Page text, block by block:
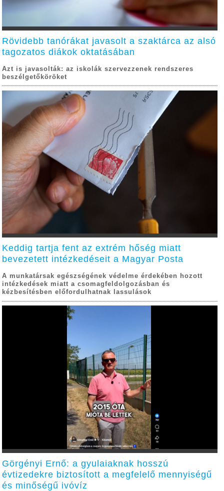
Rövidebb tanórákat javasolt a szaktárca az alsó
tagozatos diákok oktatásában
Azt is javasolták: az iskolák szervezzenek rendszeres
beszélgetőköröket
Keddig tartja fent az extrém hőség miatt
bevezetett intézkedéseit a Magyar Posta
A munkatársak egészségének védelme érdekében hozott
intézkedések miatt a csomagfeldolgozásban és
kézbesítésben előfordulhatnak lassulások
Görgényi Ernő: a gyulaiaknak hosszú
évtizedekre biztosított a megfelelő mennyiségű
és minőségű ivóvíz